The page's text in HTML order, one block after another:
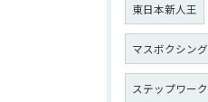
東日本新人王
マスボクシング
ステップワーク